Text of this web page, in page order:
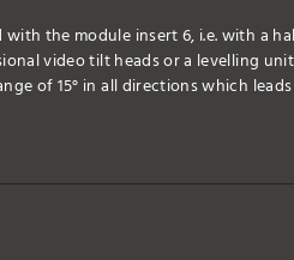
the module insert 6, i.e. with a
video tilt heads or a levelling unit
of 15° in all directions which